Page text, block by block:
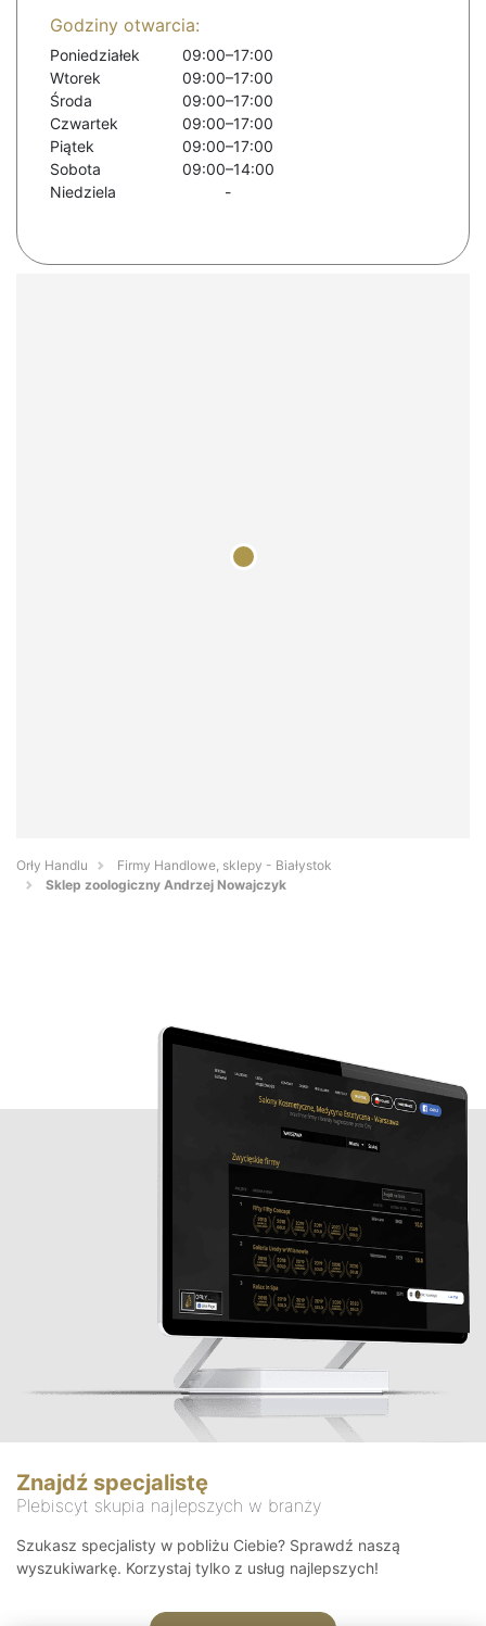
Godziny otwarcia:
Poniedziałek
09:00–17:00
Wtorek
09:00–17:00
Środa
09:00–17:00
Czwartek
09:00–17:00
Piątek
09:00–17:00
Sobota
09:00–14:00
Niedziela
-
Orły Handlu
Firmy Handlowe, sklepy - Białystok
Sklep zoologiczny Andrzej Nowajczyk
Znajdź specjalistę
Plebiscyt skupia najlepszych w branży
Szukasz specjalisty w pobliżu Ciebie? Sprawdź naszą
wyszukiwarkę. Korzystaj tylko z usług najlepszych!